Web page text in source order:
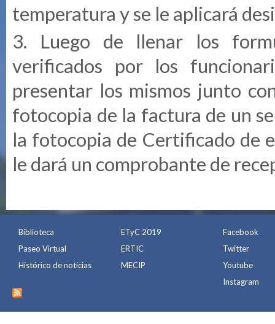
temperatura y se le aplicará
3. Luego de llenar los
verificados por los
presentar los mismos junto
fotocopia de la factura de un
la fotocopia de Certificado de
le dará un comprobante de
Biblioteca
Paseo Virtual
Histórico de noticias
ETyC 2019
ERTIC
MECIP
Facebook
Twitter
Youtube
Instagram